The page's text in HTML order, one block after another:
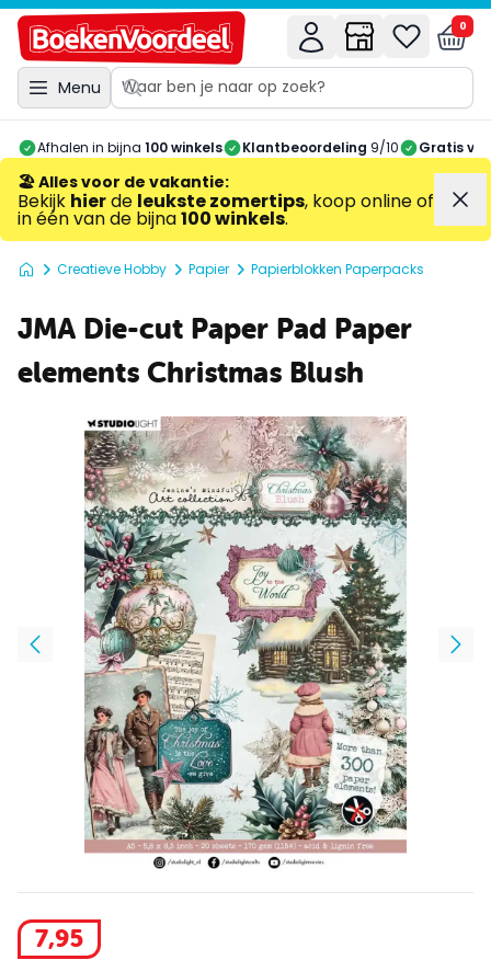
Menu
0
Afhalen in bijna 100 winkels Klantbeoordeling 9/10 Gratis
🏖️ Alles voor de vakantie:
Bekijk hierde leukste zomertips, koop online of
in één van de bijna100 winkels.
Creatieve Hobby Papier Papierblokken Paperpacks
JMA Die-cut Paper Pad Paper
elements Christmas Blush
7,95